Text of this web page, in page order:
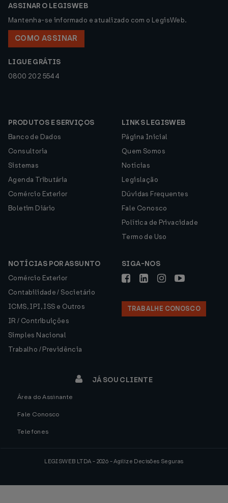
ASSINAR O LEGISWEB
Mantenha-se informado e atualizado com o LegisWeb.
COMO ASSINAR
LIGUE GRÁTIS
0800 202 5544
PRODUTOS E SERVIÇOS
Banco de Dados
Consultoria
Sistemas
Agenda Tributária
Comércio Exterior
Boletim Diário
LINKS LEGISWEB
Página Inicial
Quem Somos
Notícias
Legislação
Dúvidas Frequentes
Fale Conosco
Política de Privacidade
Termo de Uso
NOTÍCIAS POR ASSUNTO
Comércio Exterior
Contabilidade / Societário
ICMS, IPI, ISS e Outros
IR / Contribuições
Simples Nacional
Trabalho / Previdência
SIGA-NOS
TRABALHE CONOSCO
JÁ SOU CLIENTE
Área do Assinante
Fale Conosco
Telefones
LEGISWEB LTDA - 2026 - Agilize Decisões Seguras